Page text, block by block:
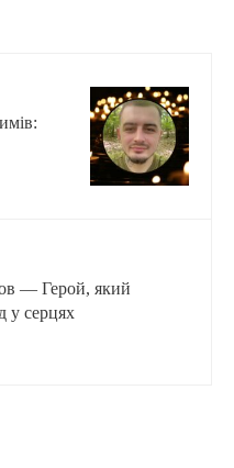
— Герой, який
у серцях